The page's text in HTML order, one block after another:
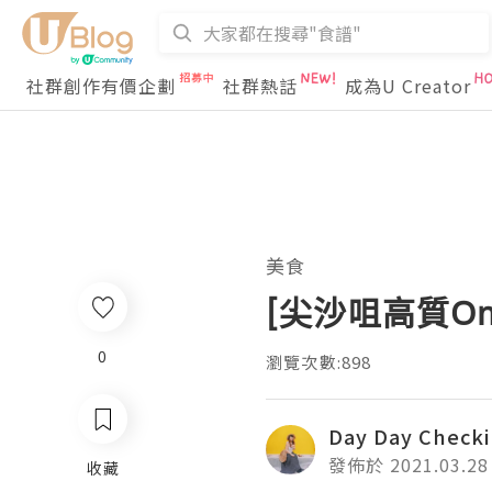
社群創作有價企劃 社群熱話 成為U Creator
0
收藏
美食
[尖沙咀高質
瀏覽次數:898
Day Day
發佈於 2021.03.28